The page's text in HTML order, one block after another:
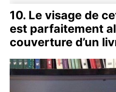
10. Le visage de
est parfaitement
couverture d’un